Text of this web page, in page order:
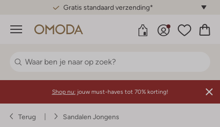
Gratis standaard verzending*
Menu
Shop nu: jouw must-haves tot 70% korting!
Terug Sandalen Jongens